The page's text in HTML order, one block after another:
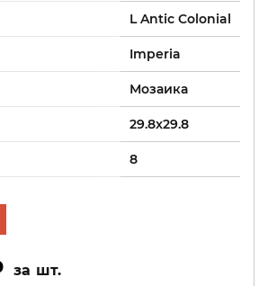
L Antic Colonial
Imperia
Мозаика
29.8x29.8
8
шт.